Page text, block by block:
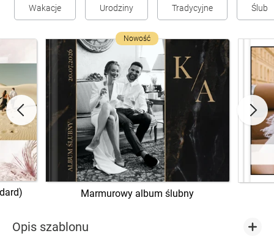
Wakacje Urodziny Tradycyjne Ślub
Nowość
Marmurowy album ślubny
Opis szablonu